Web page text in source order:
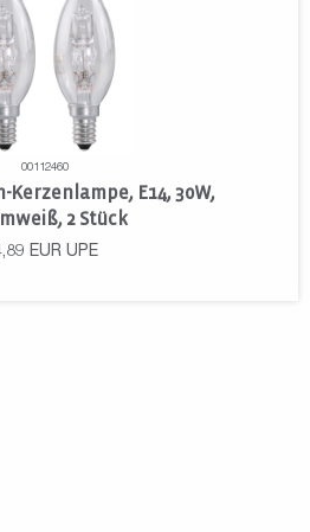
00112460
Kerzenlampe, E14, 30W,
2 Stück
EUR UPE